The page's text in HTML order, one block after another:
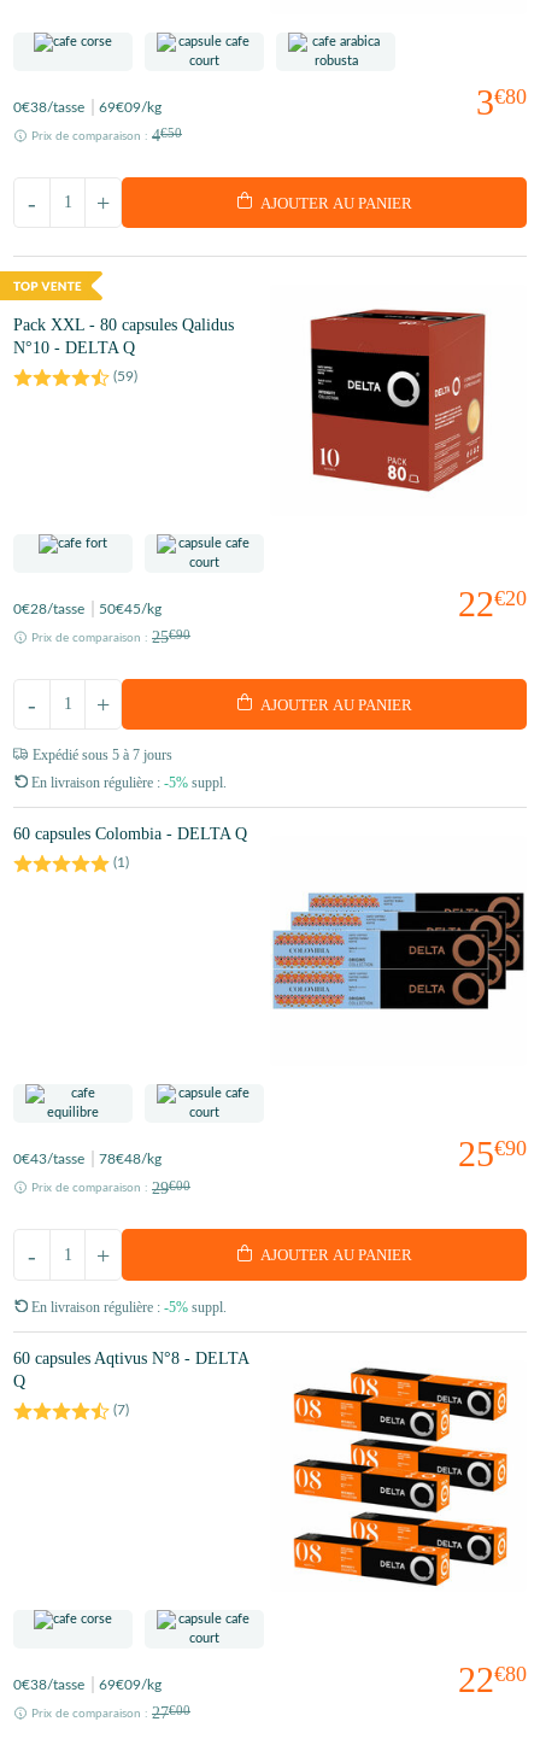
3€80
0€38/tasse 69€09/kg
Prix de comparaison : 4€50
+
- AJOUTER AU PANIER
Pack XXL - 80 capsules Qalidus
N°10 - DELTA Q
(59)
22€20
0€28/tasse 50€45/kg
Prix de comparaison : 25€90
+
- AJOUTER AU PANIER
Expédié sous 5 à 7 jours
En livraison régulière : -5% suppl.
60 capsules Colombia - DELTA Q
(1)
25€90
0€43/tasse 78€48/kg
Prix de comparaison : 29€00
+
- AJOUTER AU PANIER
En livraison régulière : -5% suppl.
60 capsules Aqtivus N°8 - DELTA
Q
(7)
22€80
0€38/tasse 69€09/kg
Prix de comparaison : 27€00